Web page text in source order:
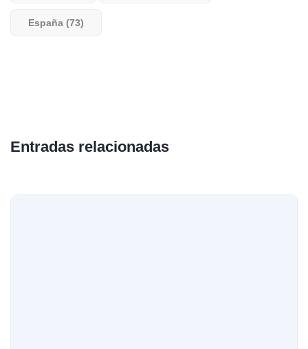
España (73)
Entradas relacionadas